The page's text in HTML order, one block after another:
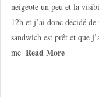
neigeote un peu et la
12h et j’ai donc décidé
sandwich est prêt et que
me Read More